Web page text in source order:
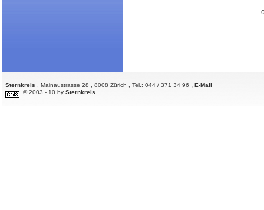
Sternkreis , Mainaustrasse 28 , 8008 Zürich , Tel.: 044 / 371 34 96 , E-Mail
© 2003 - 10 by Sternkreis